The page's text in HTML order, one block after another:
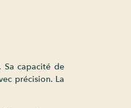
Sa capacité de
précision. La